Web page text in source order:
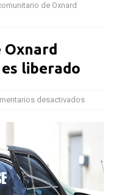
de Oxnard
liberado
desactivados